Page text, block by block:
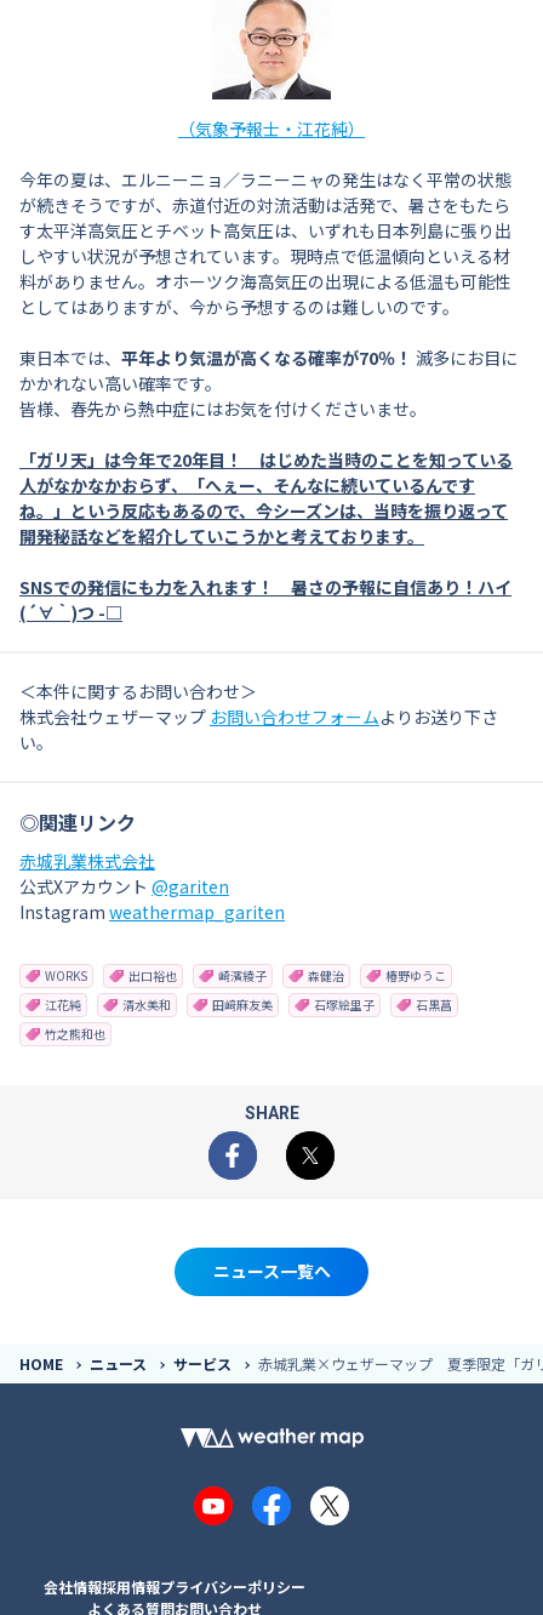
（気象予報士・江花純）
今年の夏は、エルニーニョ／ラニーニャの発生はなく平常の状態
が続きそうですが、赤道付近の対流活動は活発で、暑さをもたら
す太平洋高気圧とチベット高気圧は、いずれも日本列島に張り出
しやすい状況が予想されています。現時点で低温傾向といえる材
料がありません。オホーツク海高気圧の出現による低温も可能性
としてはありますが、今から予想するのは難しいのです。
東日本では、 平年より気温が高くなる確率が70％！ 滅多にお目に
かかれない高い確率です。
皆様、春先から熱中症にはお気を付けくださいませ。
「ガリ天」は今年で20年目！ はじめた当時のことを知っている
人がなかなかおらず、「へぇー、そんなに続いているんです
ね。」という反応もあるので、今シーズンは、当時を振り返って
開発秘話などを紹介していこうかと考えております。
SNSでの発信にも力を入れます！ 暑さの予報に自信あり！ハイ
(´∀｀)つ -□
＜本件に関するお問い合わせ＞
株式会社ウェザーマップ お問い合わせフォームよりお送り下さ
い。
◎関連リンク
赤城乳業株式会社
公式Xアカウント @gariten
Instagram weathermap_gariten
WORKS 出口裕也 崎濱綾子 森健治
椿野ゆうこ
江花純
清水美和 田﨑麻友美 石塚絵里子
石黒菖
竹之熊和也
SHARE
Facebook
X
ニュース一覧へ
HOME ニュース サービス 赤城乳業×ウェザーマップ 夏季限定「ガ
YouTubeFacebook
X
会社情報採用情報プライバシーポリシー
よくある質問お問い合わせ